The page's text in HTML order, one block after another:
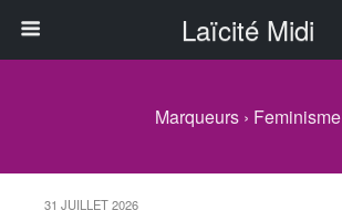
Laïcité Midi
Marqueurs › Feminisme
31 JUILLET 2026